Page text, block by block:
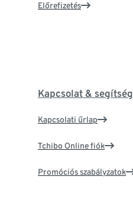
Előrefizetés
Kapcsolat & segítség
Kapcsolati űrlap
Tchibo Online fiók
Promóciós szabályzatok